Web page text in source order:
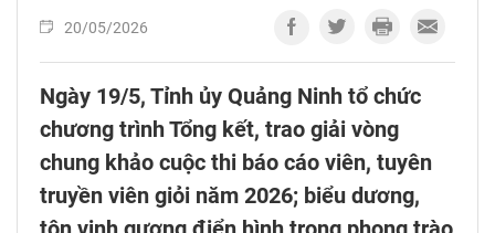
20/05/2026
Ngày 19/5, Tỉnh ủy Quảng Ninh tổ chức
chương trình Tổng kết, trao giải vòng
chung khảo cuộc thi báo cáo viên, tuyên
truyền viên giỏi năm 2026; biểu dương,